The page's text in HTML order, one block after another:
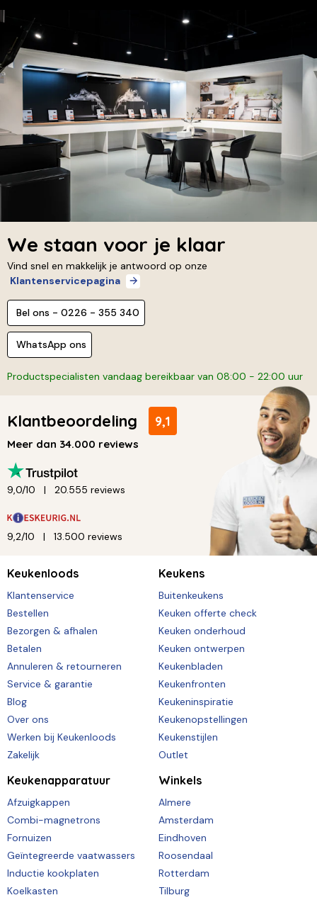
We staan voor je klaar
Vind snel en makkelijk je antwoord op onze
Klantenservicepagina
Bel ons - 0226 - 355 340
WhatsApp ons
Productspecialisten vandaag bereikbaar van 08:00 - 22:00 uur
Klantbeoordeling 9,1
Meer dan 34.000 reviews
9,0/10 20.555 reviews
9,2/10 13.500 reviews
Keukenloods
Klantenservice
Bestellen
Bezorgen & afhalen
Betalen
Annuleren & retourneren
Service & garantie
Blog
Over ons
Werken bij Keukenloods
Zakelijk
Keukens
Buitenkeukens
Keuken offerte check
Keuken onderhoud
Keuken ontwerpen
Keukenbladen
Keukenfronten
Keukeninspiratie
Keukenopstellingen
Keukenstijlen
Outlet
Keukenapparatuur
Afzuigkappen
Combi-magnetrons
Fornuizen
Geïntegreerde vaatwassers
Inductie kookplaten
Koelkasten
Winkels
Almere
Amsterdam
Eindhoven
Roosendaal
Rotterdam
Tilburg